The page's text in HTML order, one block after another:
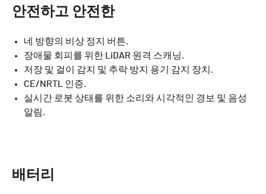
안전하고 안전한
네 방향의 비상 정지 버튼.
장애물 회피를 위한 LiDAR 원격 스캐닝.
저장 및 걸이 감지 및 추락 방지 용기 감지 장치.
CE/NRTL 인증.
실시간 로봇 상태를 위한 소리와 시각적인 경보 및 음성
알림.
배터리